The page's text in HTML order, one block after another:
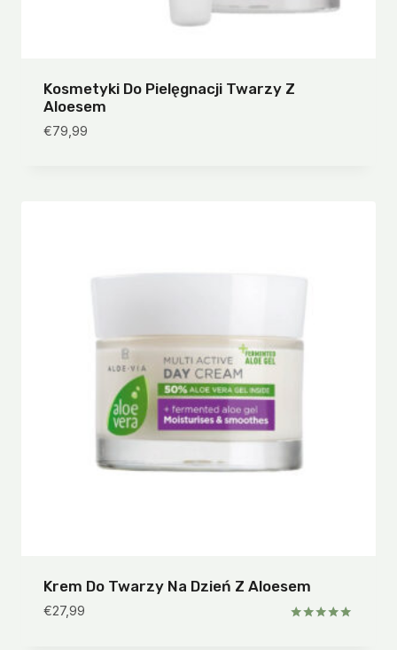
Kosmetyki Do Pielęgnacji Twarzy Z
Aloesem
€79,99
Krem Do Twarzy Na Dzień Z Aloesem
€27,99